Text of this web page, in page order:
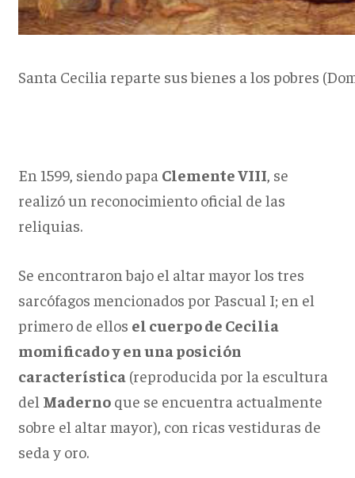
Santa Cecilia reparte sus bienes a los pobres
En 1599, siendo papa Clemente VIII, se
realizó un reconocimiento oficial de las
reliquias.
Se encontraron bajo el altar mayor los tres
sarcófagos mencionados por Pascual I; en el
primero de ellos el cuerpo de Cecilia
momificado y en una posición
característica(reproducida por la escultura
del Madernoque se encuentra actualmente
sobre el altar mayor), con ricas vestiduras de
seda y oro.